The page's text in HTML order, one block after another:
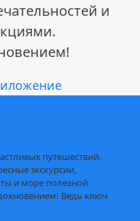
и
путешествий.
экскурсии,
и море полезной
Ведь ключ